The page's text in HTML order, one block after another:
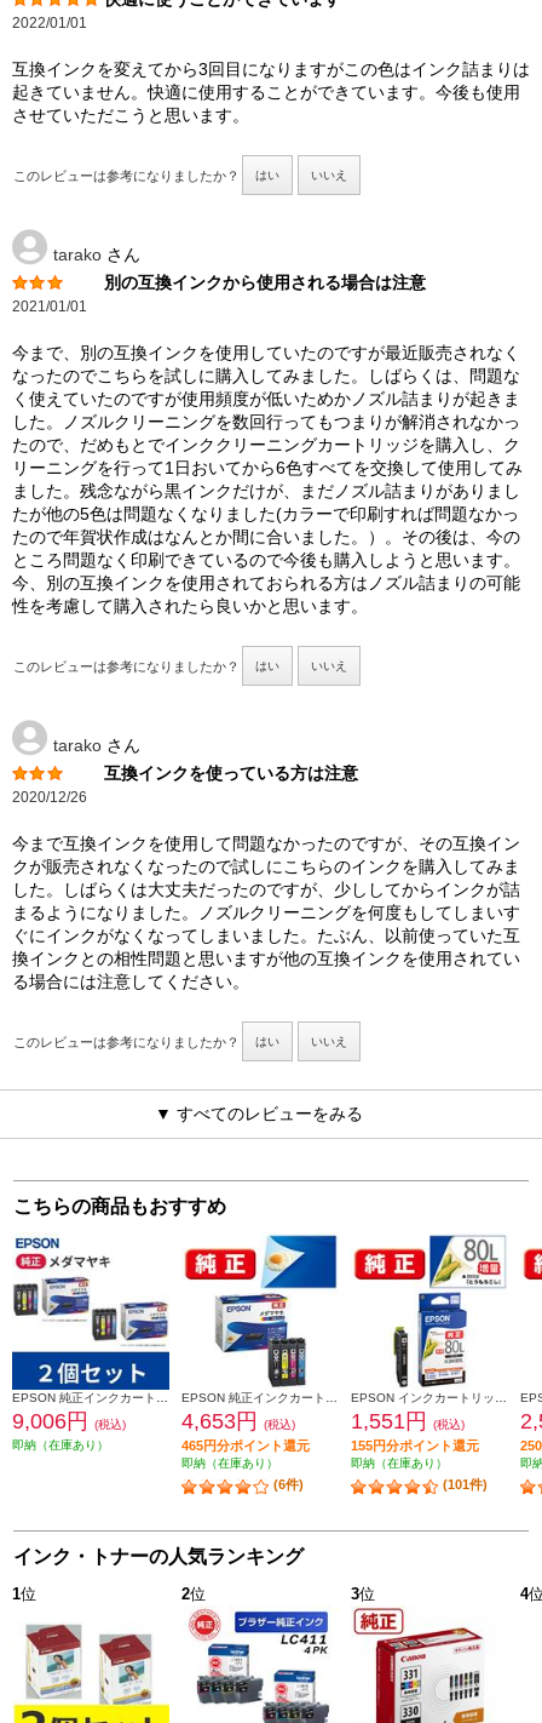
2022/01/01
互換インクを変えてから3回目になりますがこの色はインク詰まりは
起きていません。快適に使用することができています。今後も使用
させていただこうと思います。
このレビューは参考になりましたか？ はい いいえ
tarako さん
別の互換インクから使用される場合は注意
2021/01/01
今まで、別の互換インクを使用していたのですが最近販売されなく
なったのでこちらを試しに購入してみました。しばらくは、問題な
く使えていたのですが使用頻度が低いためかノズル詰まりが起きま
した。ノズルクリーニングを数回行ってもつまりが解消されなかっ
たので、だめもとでインククリーニングカートリッジを購入し、ク
リーニングを行って1日おいてから6色すべてを交換して使用してみ
ました。残念ながら黒インクだけが、まだノズル詰まりがありまし
たが他の5色は問題なくなりました(カラーで印刷すれば問題なかっ
たので年賀状作成はなんとか間に合いました。）。その後は、今の
ところ問題なく印刷できているので今後も購入しようと思います。
今、別の互換インクを使用されておられる方はノズル詰まりの可能
性を考慮して購入されたら良いかと思います。
このレビューは参考になりましたか？ はい いいえ
tarako さん
互換インクを使っている方は注意
2020/12/26
今まで互換インクを使用して問題なかったのですが、その互換イン
クが販売されなくなったので試しにこちらのインクを購入してみま
した。しばらくは大丈夫だったのですが、少ししてからインクが詰
まるようになりました。ノズルクリーニングを何度もしてしまいす
ぐにインクがなくなってしまいました。たぶん、以前使っていた互
換インクとの相性問題と思いますが他の互換インクを使用されてい
る場合には注意してください。
このレビューは参考になりましたか？ はい いいえ
▼ すべてのレビューをみる
こちらの商品もおすすめ
9,006円
(税込)
即納（在庫あり）
4,653円 (税込)
465円分ポイント還元
即納（在庫あり）
(6件)
1,551円 (税込)
155円分ポイント還元
即納（在庫あり）
(101件)
即
インク・トナーの人気ランキング
1位 2位 3位 4